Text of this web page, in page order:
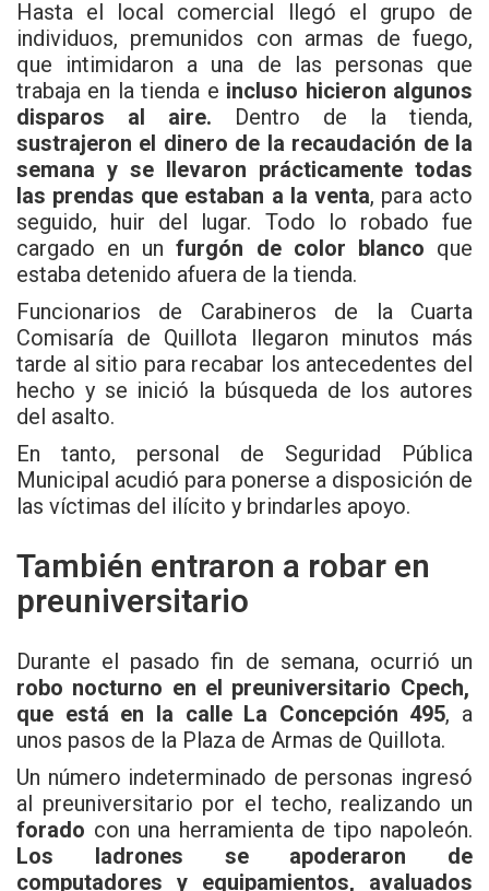
Hasta el local comercial llegó el grupo de
individuos, premunidos con armas de fuego,
que intimidaron a una de las personas que
trabaja en la tienda e incluso hicieron algunos
disparos al aire. Dentro de la tienda,
sustrajeron el dinero de la recaudación de la
semana y se llevaron prácticamente todas
las prendas que estaban a la venta, para acto
seguido, huir del lugar. Todo lo robado fue
cargado en un furgón de color blanco que
estaba detenido afuera de la tienda.
Funcionarios de Carabineros de la Cuarta
Comisaría de Quillota llegaron minutos más
tarde al sitio para recabar los antecedentes del
hecho y se inició la búsqueda de los autores
del asalto.
En tanto, personal de Seguridad Pública
Municipal acudió para ponerse a disposición de
las víctimas del ilícito y brindarles apoyo.
También entraron a robar en
preuniversitario
Durante el pasado fin de semana, ocurrió un
robo nocturno en el preuniversitario Cpech,
que está en la calle La Concepción 495, a
unos pasos de la Plaza de Armas de Quillota.
Un número indeterminado de personas ingresó
al preuniversitario por el techo, realizando un
forado con una herramienta de tipo napoleón.
Los ladrones se apoderaron de
computadores y equipamientos, avaluados